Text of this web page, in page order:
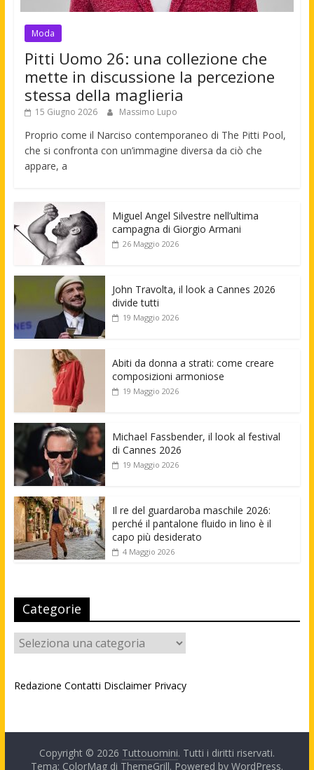
Moda
Pitti Uomo 26: una collezione che
mette in discussione la percezione
stessa della maglieria
15 Giugno 2026 Massimo Lupo
Proprio come il Narciso contemporaneo di The Pitti Pool,
che si confronta con un’immagine diversa da ciò che
appare, a
Miguel Angel Silvestre nell’ultima
campagna di Giorgio Armani
26 Maggio 2026
John Travolta, il look a Cannes 2026
divide tutti
19 Maggio 2026
Abiti da donna a strati: come creare
composizioni armoniose
19 Maggio 2026
Michael Fassbender, il look al festival
di Cannes 2026
19 Maggio 2026
Il re del guardaroba maschile 2026:
perché il pantalone fluido in lino è il
capo più desiderato
4 Maggio 2026
Categorie
Categorie
Redazione Contatti Disclaimer Privacy
Copyright © 2026 Tuttouomini. Tutti i diritti riservati.
Tema: ColorMag di ThemeGrill. Powered by WordPress.